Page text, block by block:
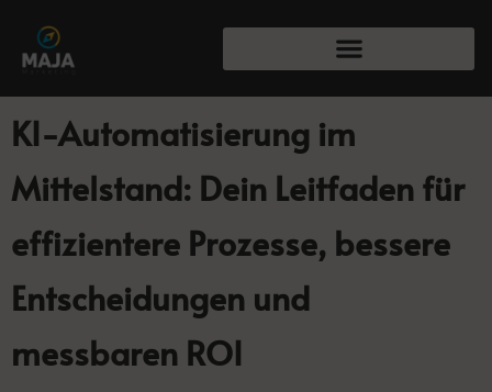
KI-Automatisierung im
Mittelstand: Dein Leitfaden für
effizientere Prozesse, bessere
Entscheidungen und
messbaren ROI